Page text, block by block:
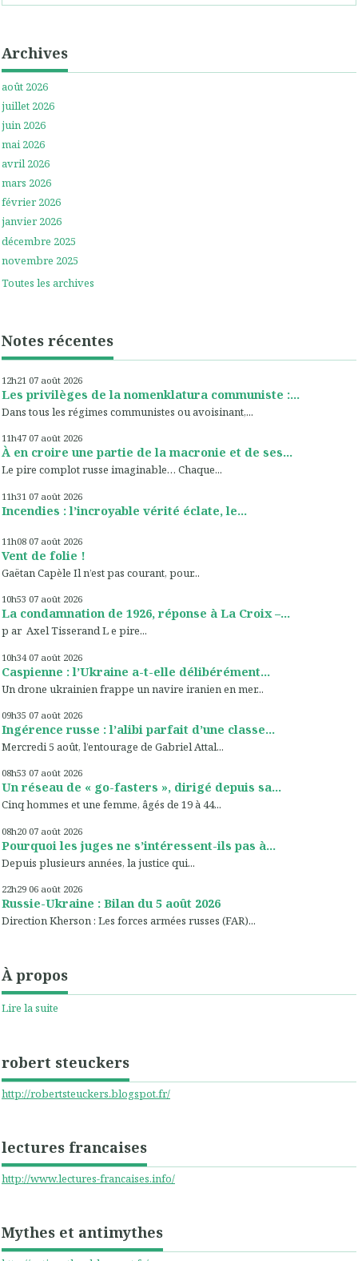
Archives
août 2026
juillet 2026
juin 2026
mai 2026
avril 2026
mars 2026
février 2026
janvier 2026
décembre 2025
novembre 2025
Toutes les archives
Notes récentes
12h21 07 août 2026
Les privilèges de la nomenklatura communiste :...
Dans tous les régimes communistes ou avoisinant,...
11h47 07 août 2026
À en croire une partie de la macronie et de ses...
Le pire complot russe imaginable… Chaque...
11h31 07 août 2026
Incendies : l’incroyable vérité éclate, le...
11h08 07 août 2026
Vent de folie !
Gaëtan Capèle Il n’est pas courant, pour...
10h53 07 août 2026
La condamnation de 1926, réponse à La Croix –...
p ar Axel Tisserand L e pire...
10h34 07 août 2026
Caspienne : l’Ukraine a-t-elle délibérément...
Un drone ukrainien frappe un navire iranien en mer...
09h35 07 août 2026
Ingérence russe : l’alibi parfait d’une classe...
Mercredi 5 août, l’entourage de Gabriel Attal...
08h53 07 août 2026
Un réseau de « go-fasters », dirigé depuis sa...
Cinq hommes et une femme, âgés de 19 à 44...
08h20 07 août 2026
Pourquoi les juges ne s’intéressent-ils pas à...
Depuis plusieurs années, la justice qui...
22h29 06 août 2026
Russie-Ukraine : Bilan du 5 août 2026
Direction Kherson : Les forces armées russes (FAR)...
À propos
Lire la suite
robert steuckers
http://robertsteuckers.blogspot.fr/
lectures francaises
http://www.lectures-francaises.info/
Mythes et antimythes